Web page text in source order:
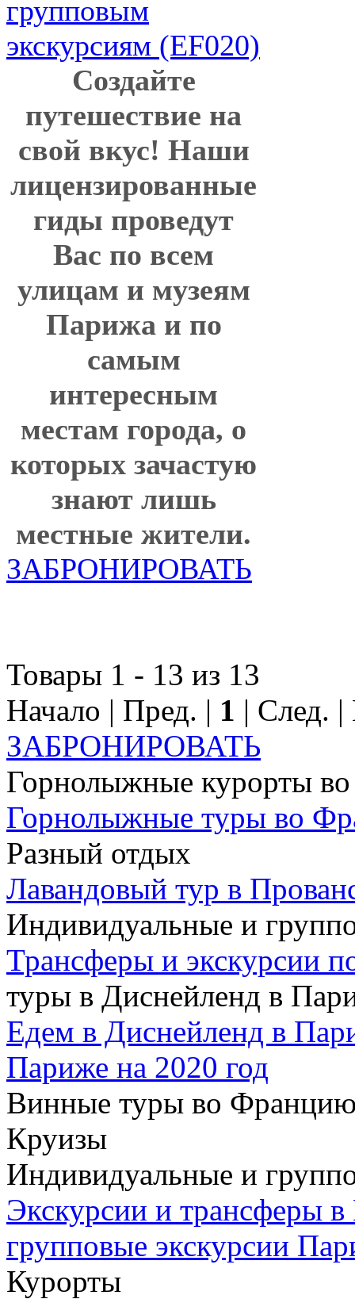
Создайте
путешествие на
свой вкус! Наши
лицензированные
гиды проведут
Вас по всем
улицам и музеям
Парижа и по
самым
интересным
местам города, о
которых зачастую
знают лишь
местные жители.
ЗАБРОНИРОВАТЬ
Товары 1 - 13 из 13
Начало | Пред. | 1 | След.
ЗАБРОНИРОВАТЬ
Горнолыжные курорты
Горнолыжные туры во
Разный отдых
Лавандовый тур в
Индивидуальные и
Трансферы и экскурсии
туры в Диснейленд в
Едем в Диснейленд в
Париже на 2020 год
Винные туры во
Круизы
Индивидуальные и
Экскурсии и трансферы
групповые экскурсии
Курорты